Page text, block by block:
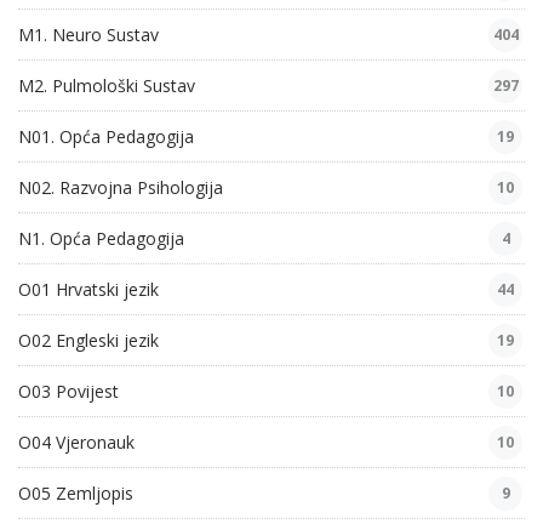
M1. Neuro Sustav 404
M2. Pulmološki Sustav 297
N01. Opća Pedagogija 19
N02. Razvojna Psihologija 10
N1. Opća Pedagogija 4
O01 Hrvatski jezik 44
O02 Engleski jezik 19
O03 Povijest 10
O04 Vjeronauk 10
O05 Zemljopis 9